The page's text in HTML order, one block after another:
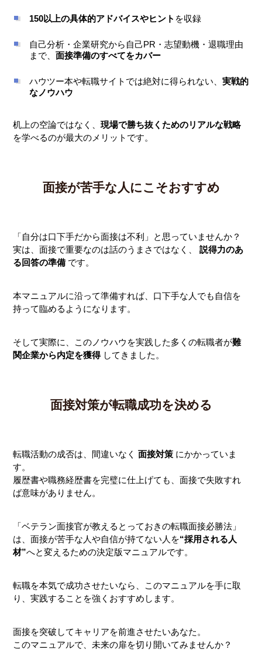
150以上の具体的アドバイスやヒント を収録
自己分析・企業研究から自己PR・志望動機・退職理由
まで、面接準備のすべてをカバー
ハウツー本や転職サイトでは絶対に得られない、実戦的
なノウハウ
机上の空論ではなく、現場で勝ち抜くためのリアルな戦略
を学べるのが最大のメリットです。
面接が苦手な人にこそおすすめ
「自分は口下手だから面接は不利」と思っていませんか？
実は、面接で重要なのは話のうまさではなく、説得力のあ
る回答の準備です。
本マニュアルに沿って準備すれば、口下手な人でも自信を
持って臨めるようになります。
そして実際に、このノウハウを実践した多くの転職者が難
関企業から内定を獲得 してきました。
面接対策が転職成功を決める
転職活動の成否は、間違いなく面接対策 にかかっていま
す。
履歴書や職務経歴書を完璧に仕上げても、面接で失敗すれ
ば意味がありません。
「ベテラン面接官が教えるとっておきの転職面接必勝法」
は、面接が苦手な人や自信が持てない人を“採用される人
材”へと変えるための決定版マニュアルです。
転職を本気で成功させたいなら、このマニュアルを手に取
り、実践することを強くおすすめします。
面接を突破してキャリアを前進させたいあなた。
このマニュアルで、未来の扉を切り開いてみませんか？